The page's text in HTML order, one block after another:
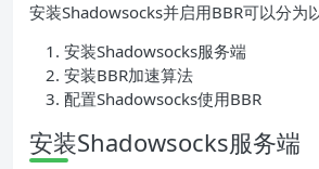
安装Shadowsocks并启用BBR可以分为
安装Shadowsocks服务端
安装BBR加速算法
配置Shadowsocks使用BBR
安装Shadowsocks服务端